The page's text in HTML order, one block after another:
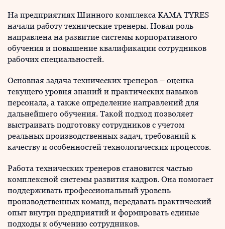
На предприятиях Шинного комплекса KAMA TYRES
начали работу технические тренеры. Новая роль
направлена на развитие системы корпоративного
обучения и повышение квалификации сотрудников
рабочих специальностей.
Основная задача технических тренеров – оценка
текущего уровня знаний и практических навыков
персонала, а также определение направлений для
дальнейшего обучения. Такой подход позволяет
выстраивать подготовку сотрудников с учетом
реальных производственных задач, требований к
качеству и особенностей технологических процессов.
Работа технических тренеров становится частью
комплексной системы развития кадров. Она помогает
поддерживать профессиональный уровень
производственных команд, передавать практический
опыт внутри предприятий и формировать единые
подходы к обучению сотрудников.